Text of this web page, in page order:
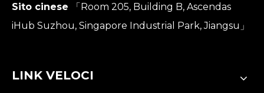
Sito cinese
「Room 205, Building B, Ascendas
iHub Suzhou, Singapore Industrial Park, Jiangsu」
LINK VELOCI